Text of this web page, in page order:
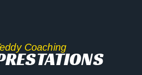
Coaching